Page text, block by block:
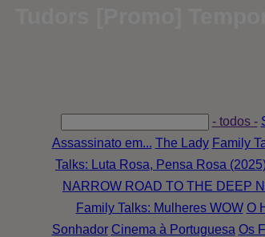
Tudors [Promo]
- todos -
Assassinato em... The Lady Family
Talks: Luta Rosa, Pensa Rosa
NARROW ROAD TO THE DEEP
Family Talks: Mulheres WOW O
Sonhador Cinema à Portuguesa Os